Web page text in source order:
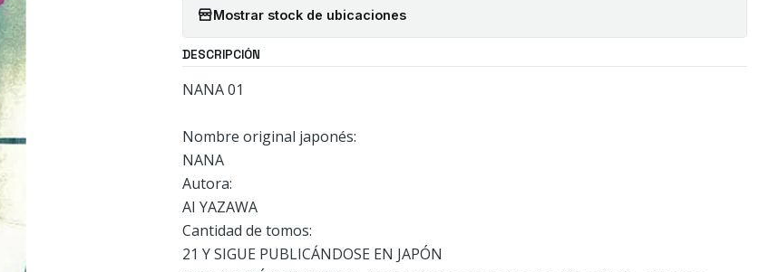
Mostrar stock de ubicaciones
DESCRIPCIÓN
NANA 01
Nombre original japonés:
NANA
Autora:
AI YAZAWA
Cantidad de tomos:
21 Y SIGUE PUBLICÁNDOSE EN JAPÓN